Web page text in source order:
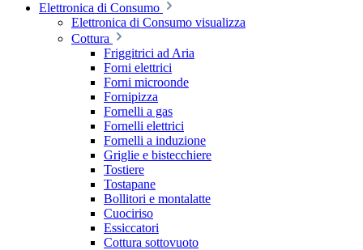
Elettronica di Consumo
Elettronica di Consumo visualizza
Cottura
Friggitrici ad Aria
Forni elettrici
Forni microonde
Fornipizza
Fornelli a gas
Fornelli elettrici
Fornelli a induzione
Griglie e bistecchiere
Tostiere
Tostapane
Bollitori e montalatte
Cuociriso
Essiccatori
Cottura sottovuoto